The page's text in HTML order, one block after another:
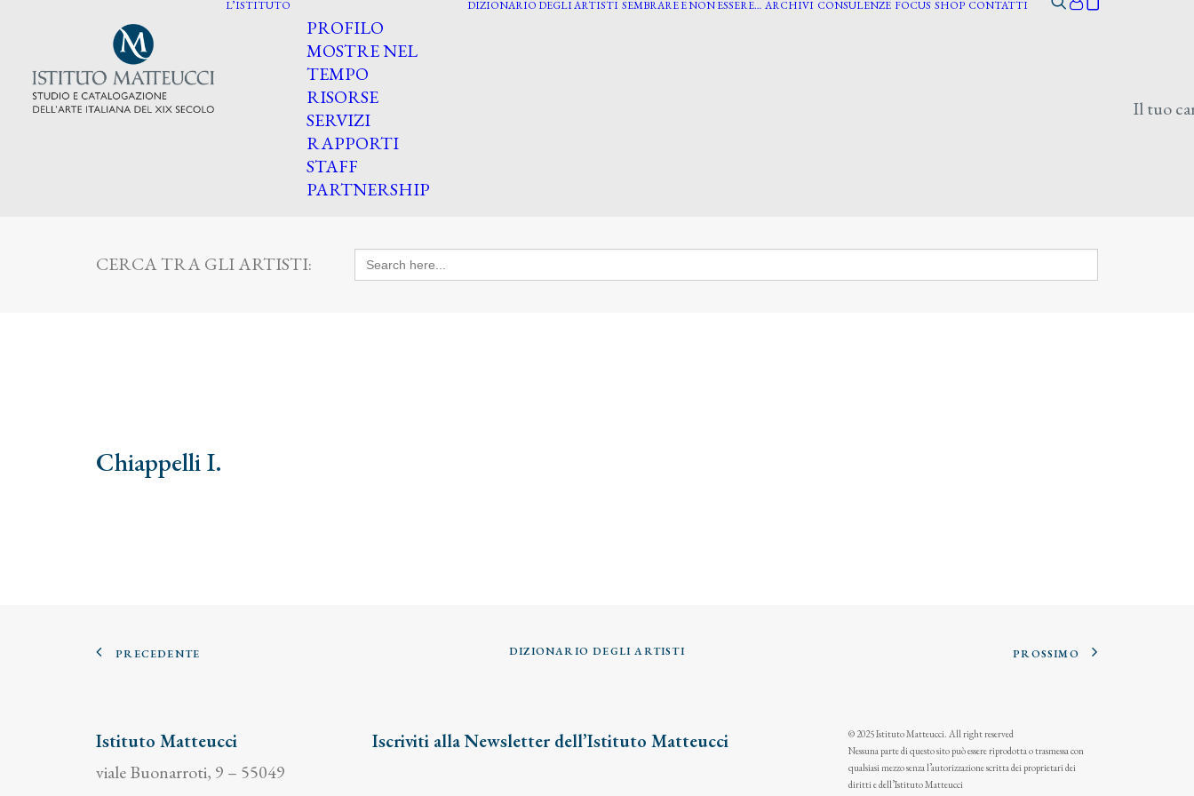
L’ISTITUTO
PROFILO
MOSTRE NEL
TEMPO
RISORSE
SERVIZI
RAPPORTI
STAFF
PARTNERSHIP
DIZIONARIO DEGLI ARTISTI SEMBRARE E NON ESSERE… ARCHIVI CONSULENZE FOCUS SHOP CONTATTI
Il tuo
CERCA TRA GLI ARTISTI: Search
for:
Chiappelli I.
PRECEDENTE DIZIONARIO DEGLI ARTISTI PROSSIMO
Istituto Matteucci
viale Buonarroti, 9 – 55049
Iscriviti alla Newsletter dell’Istituto Matteucci
© 2025 Istituto Matteucci. All right reserved
Nessuna parte di questo sito può essere riprodotta o trasmessa con
qualsiasi mezzo senza l’autorizzazione scritta dei proprietari dei
diritti e dell’Istituto Matteucci